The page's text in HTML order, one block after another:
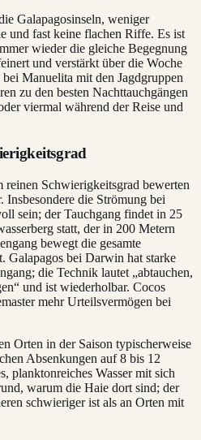
Galapagosinseln, weniger
und fast keine flachen Riffe. Es ist
wieder die gleiche Begegnung
und verstärkt über die Woche
Manuelita mit den Jagdgruppen
zu den besten Nachttauchgängen
viermal während der Reise und
reinen Schwierigkeitsgrad bewerten
Insbesondere die Strömung bei
sein; der Tauchgang findet in 25
statt, der in 200 Metern
bewegt die gesamte
Galapagos bei Darwin hat starke
die Technik lautet „abtauchen,
und ist wiederholbar. Cocos
mehr Urteilsvermögen bei
Orten in der Saison typischerweise
Absenkungen auf 8 bis 12
planktonreiches Wasser mit sich
warum die Haie dort sind; der
schwieriger ist als an Orten mit